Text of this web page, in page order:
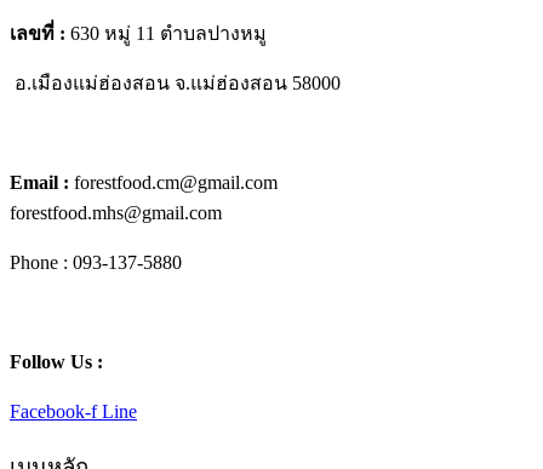
เลขที่ : 630 หมู่ 11 ตำบลปางหมู
อ.เมืองแม่ฮ่องสอน จ.แม่ฮ่องสอน 58000
Email : forestfood.cm@gmail.com
forestfood.mhs@gmail.com
Phone : 093-137-5880
Follow Us :
Facebook-f Line